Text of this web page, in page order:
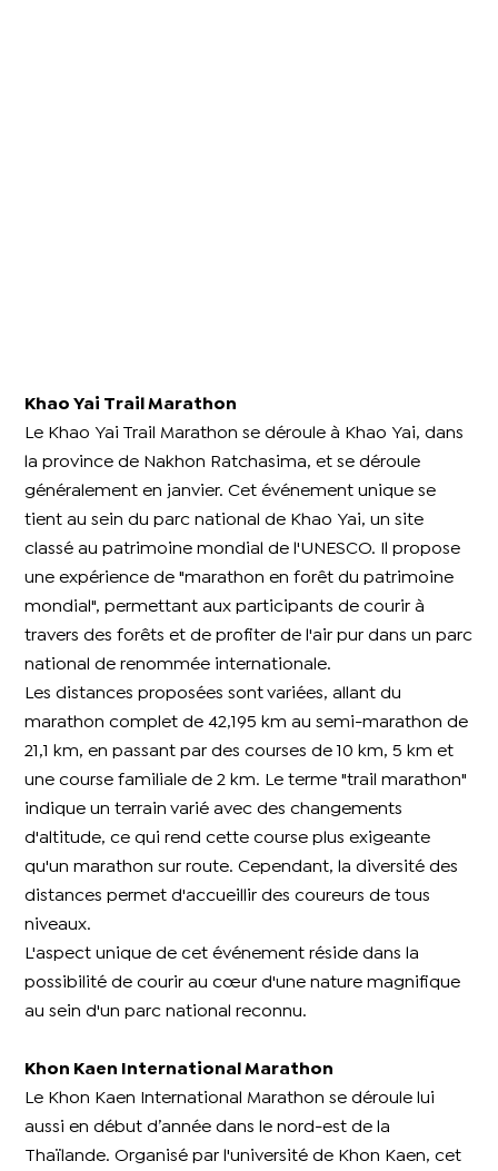
Khao Yai Trail Marathon
Le Khao Yai Trail Marathon se déroule à Khao Yai, dans
la province de Nakhon Ratchasima, et se déroule
généralement en janvier. Cet événement unique se
tient au sein du parc national de Khao Yai, un site
classé au patrimoine mondial de l'UNESCO. Il propose
une expérience de "marathon en forêt du patrimoine
mondial", permettant aux participants de courir à
travers des forêts et de profiter de l'air pur dans un parc
national de renommée internationale.
Les distances proposées sont variées, allant du
marathon complet de 42,195 km au semi-marathon de
21,1 km, en passant par des courses de 10 km, 5 km et
une course familiale de 2 km. Le terme "trail marathon"
indique un terrain varié avec des changements
d'altitude, ce qui rend cette course plus exigeante
qu'un marathon sur route. Cependant, la diversité des
distances permet d'accueillir des coureurs de tous
niveaux.
L'aspect unique de cet événement réside dans la
possibilité de courir au cœur d'une nature magnifique
au sein d'un parc national reconnu.
Khon Kaen International Marathon
Le Khon Kaen International Marathon se déroule lui
aussi en début d’année dans le nord-est de la
Thaïlande. Organisé par l'université de Khon Kaen, cet